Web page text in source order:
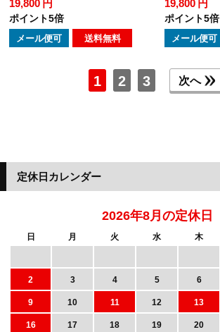
ポイント5倍
メール便可 送料無料
ポイント5倍
メール便可
1 2 3 次へ
定休日カレンダー
2026年8月の定休日
日 月 火 水 木
2
3 4 5 6
9
10 11 12 13
16
17 18 19 20